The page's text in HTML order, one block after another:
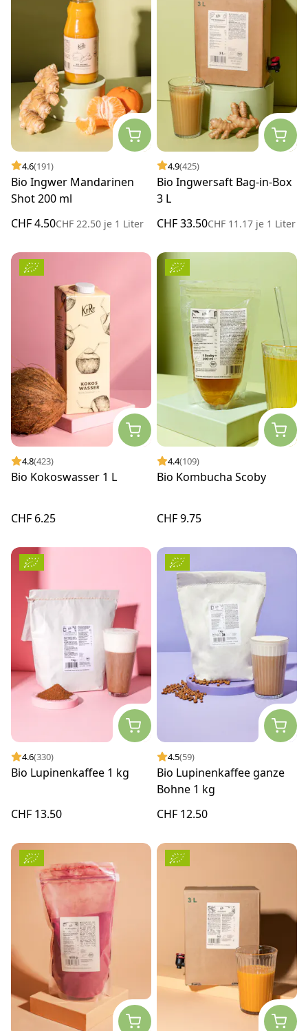
4.6(191)
Bio Ingwer Mandarinen
Shot 200 ml
CHF 4.50CHF 22.50 je 1 Liter
4.9(425)
Bio Ingwersaft Bag-in-Box
3 L
CHF 33.50CHF 11.17 je 1 Liter
4.8(423)
Bio Kokoswasser 1 L
CHF 6.25
4.4(109)
Bio Kombucha Scoby
CHF 9.75
4.6(330)
Bio Lupinenkaffee 1 kg
CHF 13.50
4.5(59)
Bio Lupinenkaffee ganze
Bohne 1 kg
CHF 12.50